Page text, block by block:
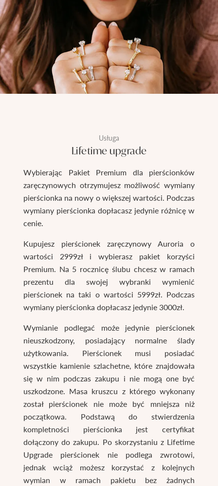
Usługa
Lifetime upgrade
Wybierając Pakiet Premium dla pierścionków
zaręczynowych otrzymujesz możliwość wymiany
pierścionka na nowy o większej wartości. Podczas
wymiany pierścionka dopłacasz jedynie różnicę w
cenie.
Kupujesz pierścionek zaręczynowy Auroria o
wartości 2999zł i wybierasz pakiet korzyści
Premium. Na 5 rocznicę ślubu chcesz w ramach
prezentu dla swojej wybranki wymienić
pierścionek na taki o wartości 5999zł. Podczas
wymiany pierścionka dopłacasz jedynie 3000zł.
Wymianie podlegać może jedynie pierścionek
nieuszkodzony, posiadający normalne ślady
użytkowania. Pierścionek musi posiadać
wszystkie kamienie szlachetne, które znajdowała
się w nim podczas zakupu i nie mogą one być
uszkodzone. Masa kruszcu z którego wykonany
został pierścionek nie może być mniejsza niż
początkowa. Podstawą do stwierdzenia
kompletności pierścionka jest certyfikat
dołączony do zakupu. Po skorzystaniu z Lifetime
Upgrade pierścionek nie podlega zwrotowi,
jednak wciąż możesz korzystać z kolejnych
wymian w ramach pakietu bez żadnych